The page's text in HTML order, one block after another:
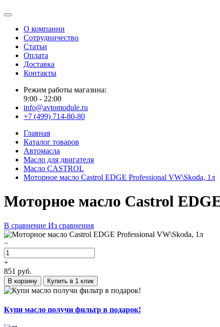
О компании
Сотрудничество
Статьи
Оплата
Доставка
Контакты
Режим работы магазина:
9:00 - 22:00
info@avtomodule.ru
+7 (499) 714-80-80
Главная
Каталог товаров
Автомасла
Масло для двигателя
Масло CASTROL
Моторное масло Castrol EDGE Professional VW\Skoda, 1л
Моторное масло Castrol
В сравнение Из сравнения
−
+
851 руб.
В корзину Купить в 1 клик
Купи масло получи фильтр в подарок!